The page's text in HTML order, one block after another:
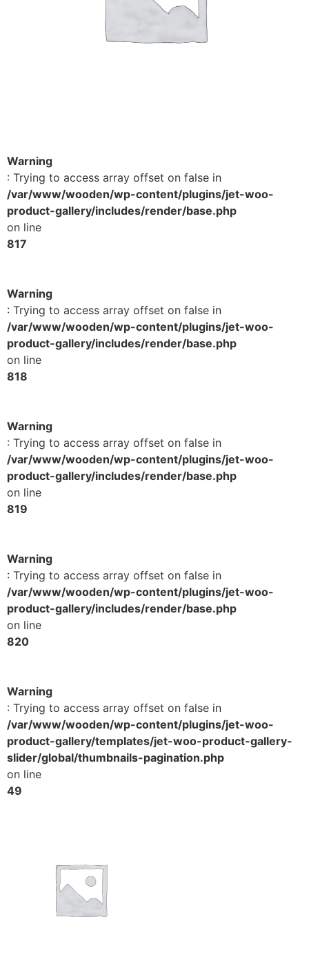
Warning
: Trying to access array offset on false in
/var/www/wooden/wp-content/plugins/jet-woo-
product-gallery/includes/render/base.php
on line
817
Warning
: Trying to access array offset on false in
/var/www/wooden/wp-content/plugins/jet-woo-
product-gallery/includes/render/base.php
on line
818
Warning
: Trying to access array offset on false in
/var/www/wooden/wp-content/plugins/jet-woo-
product-gallery/includes/render/base.php
on line
819
Warning
: Trying to access array offset on false in
/var/www/wooden/wp-content/plugins/jet-woo-
product-gallery/includes/render/base.php
on line
820
Warning
: Trying to access array offset on false in
/var/www/wooden/wp-content/plugins/jet-woo-
product-gallery/templates/jet-woo-product-gallery-
slider/global/thumbnails-pagination.php
on line
49